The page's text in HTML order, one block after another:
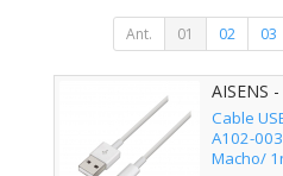
Ant. 01 02 03
AISENS
Cable
A102-
Macho/